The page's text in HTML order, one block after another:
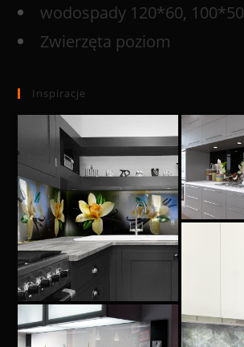
wodospady 120*60, 100*50
Zwierzęta poziom
Inspiracje